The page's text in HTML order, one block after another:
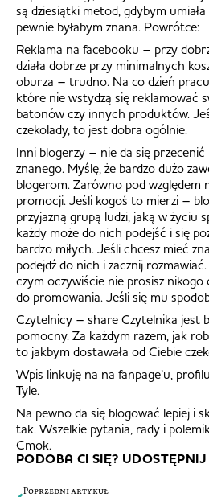
są dziesiątki metod, gdybym
pewnie byłabym znana. Powrótce:
Reklama na facebooku – przy
działa dobrze przy minimalnych
oburza – trudno. Na co dzień
które nie wstydzą się reklamować
batonów czy innych produktów.
czekolady, to jest dobra ogólnie.
Inni blogerzy – nie da się
znanego. Myślę, że bardzo dużo
blogerom. Zarówno pod względem
promocji. Jeśli kogoś to mierzi –
przyjazną grupą ludzi, jaką w życiu
każdy może do nich podejść i się
bardzo miłych. Jeśli chcesz mieć
podejdź do nich i zacznij
czym oczywiście nie prosisz nikogo
do promowania. Jeśli się mu
Czytelnicy – share Czytelnika jest
pomocny. Za każdym razem, jak
to jakbym dostawała od Ciebie
Wpis linkuję na na fanpage’u,
Tyle.
Na pewno da się blogować lepiej i
tak. Wszelkie pytania, rady i
Cmok.
PODOBA CI SIĘ?
Poprzedni artykuł